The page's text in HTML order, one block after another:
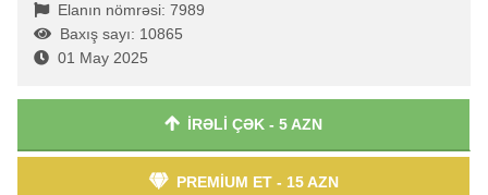
Elanın nömrəsi: 7989
Baxış sayı: 10865
01 May 2025
İRƏLİ ÇƏK - 5 AZN
PREMİUM ET - 15 AZN